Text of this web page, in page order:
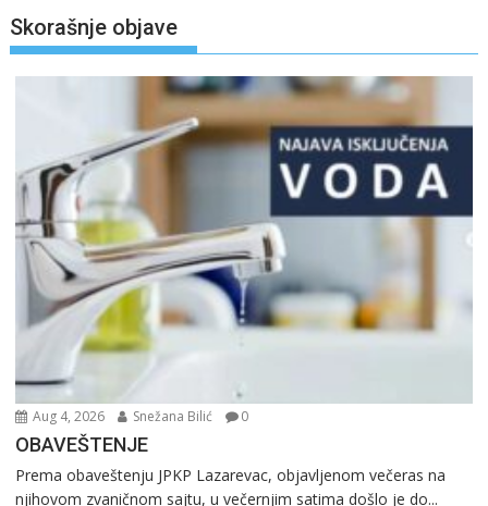
Skorašnje objave
Aug 4, 2026 Snežana Bilić 0
OBAVEŠTENJE
Prema obaveštenju JPKP Lazarevac, objavljenom večeras na
njihovom zvaničnom sajtu, u večernjim satima došlo je do...